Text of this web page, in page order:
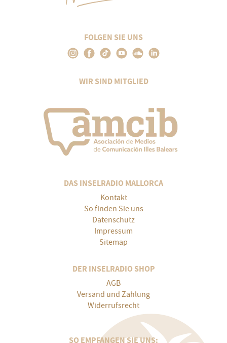
FOLGEN SIE UNS
WIR SIND MITGLIED
DAS INSELRADIO MALLORCA
Kontakt
So finden Sie uns
Datenschutz
Impressum
Sitemap
DER INSELRADIO SHOP
AGB
Versand und Zahlung
Widerrufsrecht
SO EMPFANGEN SIE UNS: